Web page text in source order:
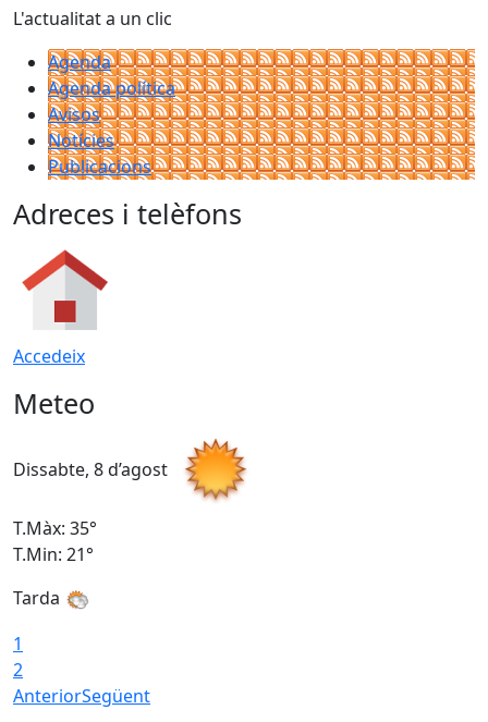
L'actualitat a un clic
Agenda
Agenda política
Avisos
Notícies
Publicacions
Adreces i telèfons
Accedeix
Meteo
Dissabte, 8 d’agost
T.Màx: 35°
T.Min: 21°
Tarda
1
2
AnteriorSegüent